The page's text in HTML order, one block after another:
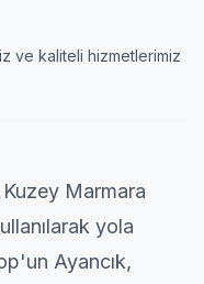
ve kaliteli hizmetlerimiz
Haber
İç
Marmara
yola
Ayancık,